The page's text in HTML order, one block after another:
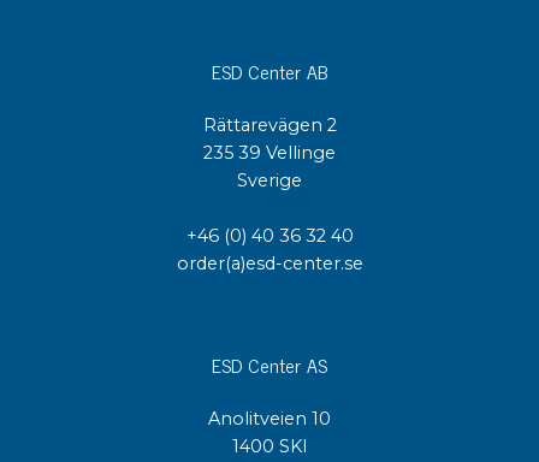
ESD Center AB
Rättarevägen 2
235 39 Vellinge
Sverige
+46 (0) 40 36 32 40
order(a)esd-center.se
ESD Center AS
Anolitveien 10
1400 SKI